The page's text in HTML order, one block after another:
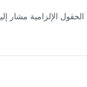
الحقول الإلزامية مشار